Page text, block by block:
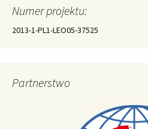
Numer projektu:
2013-1-PL1-LEO05-37525
Partnerstwo